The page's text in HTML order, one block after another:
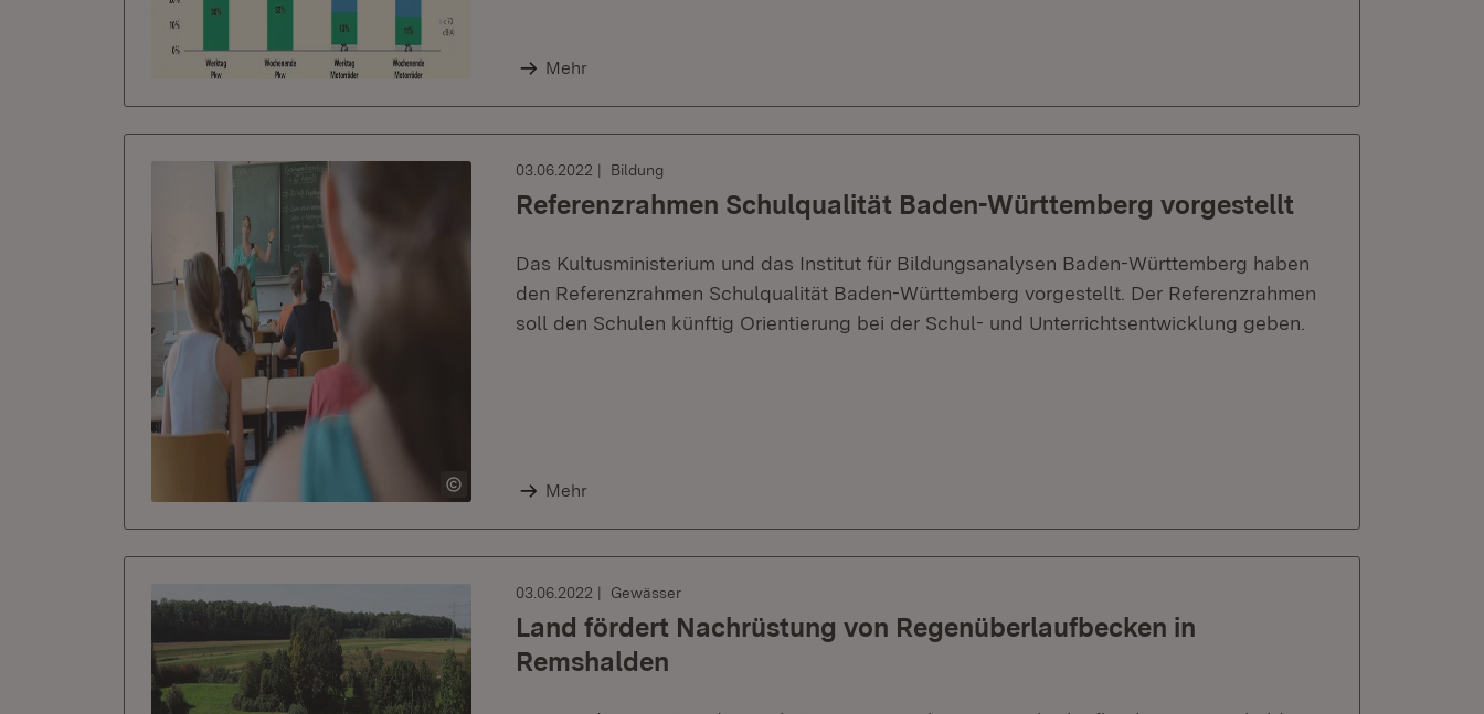
Mehr
03.06.2022 Bildung
Referenzrahmen Schulqualität Baden-Württemberg vorgestellt
Das Kultusministerium und das Institut für Bildungsanalysen Baden-Württemberg haben
den Referenzrahmen Schulqualität Baden-Württemberg vorgestellt. Der Referenzrahmen
soll den Schulen künftig Orientierung bei der Schul- und Unterrichtsentwicklung geben.
Mehr
03.06.2022 Gewässer
Land fördert Nachrüstung von Regenüberlaufbecken in
Remshalden